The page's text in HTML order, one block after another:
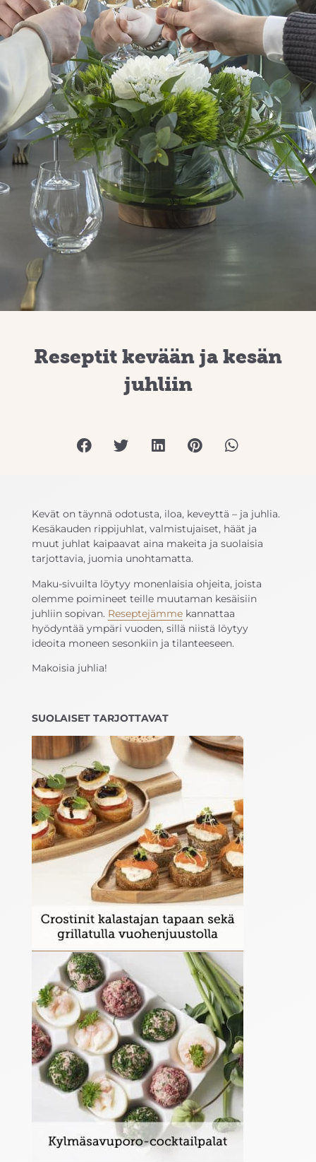
Reseptit kevään ja kesän
juhliin
Kevät on täynnä odotusta, iloa, keveyttä – ja juhlia.
Kesäkauden rippijuhlat, valmistujaiset, häät ja
muut juhlat kaipaavat aina makeita ja suolaisia
tarjottavia, juomia unohtamatta.
Maku-sivuilta löytyy monenlaisia ohjeita, joista
olemme poimineet teille muutaman kesäisiin
juhliin sopivan. Reseptejämmekannattaa
hyödyntää ympäri vuoden, sillä niistä löytyy
ideoita moneen sesonkiin ja tilanteeseen.
Makoisia juhlia!
SUOLAISET TARJOTTAVAT